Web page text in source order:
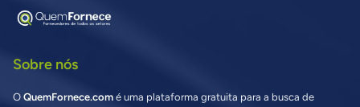
Sobre nós
O QuemFornece.com é uma plataforma gratuita para a busca de